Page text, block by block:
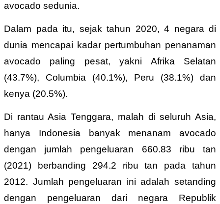
avocado sedunia.
Dalam pada itu, sejak tahun 2020, 4 negara di
dunia mencapai kadar pertumbuhan penanaman
avocado paling pesat, yakni Afrika Selatan
(43.7%), Columbia (40.1%), Peru (38.1%) dan
kenya (20.5%).
Di rantau Asia Tenggara, malah di seluruh Asia,
hanya Indonesia banyak menanam avocado
dengan jumlah pengeluaran 660.83 ribu tan
(2021) berbanding 294.2 ribu tan pada tahun
2012. Jumlah pengeluaran ini adalah setanding
dengan pengeluaran dari negara Republik